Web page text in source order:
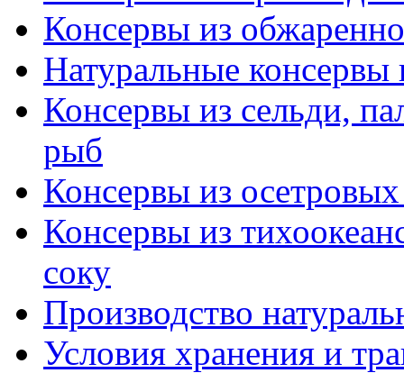
Консервы из
Натуральные консервы
Консервы из сельди,
рыб
Консервы из
Консервы из
соку
Производство
Условия хранения и